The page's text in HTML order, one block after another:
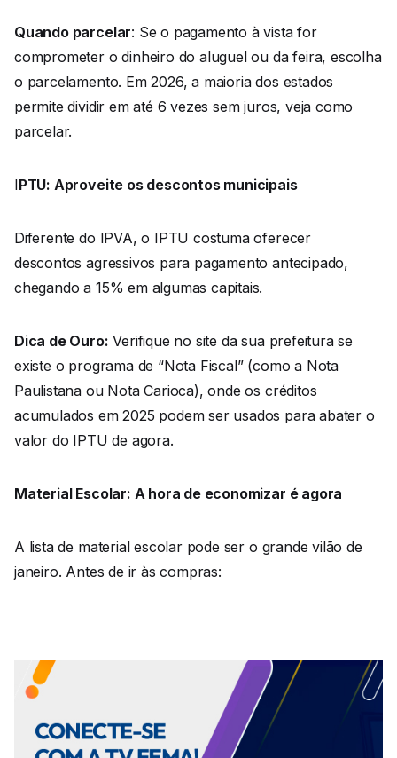
Quando parcelar: Se o pagamento à vista for
comprometer o dinheiro do aluguel ou da feira, escolha
o parcelamento. Em 2026, a maioria dos estados
permite dividir em até 6 vezes sem juros, veja como
parcelar.
IPTU: Aproveite os descontos municipais
Diferente do IPVA, o IPTU costuma oferecer
descontos agressivos para pagamento antecipado,
chegando a 15% em algumas capitais.
Dica de Ouro: Verifique no site da sua prefeitura se
existe o programa de “Nota Fiscal” (como a Nota
Paulistana ou Nota Carioca), onde os créditos
acumulados em 2025 podem ser usados para abater o
valor do IPTU de agora.
Material Escolar: A hora de economizar é agora
A lista de material escolar pode ser o grande vilão de
janeiro. Antes de ir às compras: